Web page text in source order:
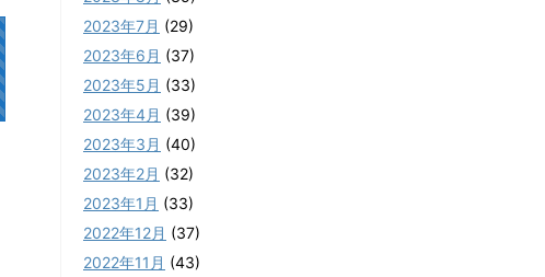
2023年7月 (29)
2023年6月 (37)
2023年5月 (33)
2023年4月 (39)
2023年3月 (40)
2023年2月 (32)
2023年1月 (33)
2022年12月 (37)
2022年11月 (43)